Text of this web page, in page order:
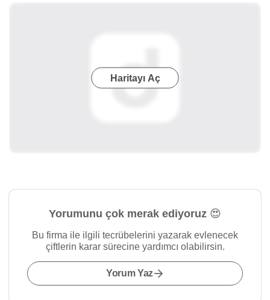
Haritayı Aç
Yorumunu çok merak ediyoruz 😍
Bu firma ile ilgili tecrübelerini yazarak evlenecek
çiftlerin karar sürecine yardımcı olabilirsin.
Yorum Yaz